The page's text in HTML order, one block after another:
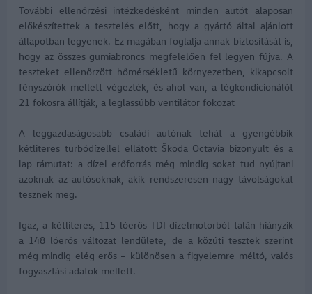
További ellenőrzési intézkedésként minden autót alaposan
előkészítettek a tesztelés előtt, hogy a gyártó által ajánlott
állapotban legyenek. Ez magában foglalja annak biztosítását is,
hogy az összes gumiabroncs megfelelően fel legyen fújva. A
teszteket ellenőrzött hőmérsékletű környezetben, kikapcsolt
fényszórók mellett végezték, és ahol van, a légkondicionálót
21 fokosra állítják, a leglassúbb ventilátor fokozat
A leggazdaságosabb családi autónak tehát a gyengébbik
kétliteres turbódízellel ellátott Škoda Octavia bizonyult és a
lap rámutat: a dízel erőforrás még mindig sokat tud nyújtani
azoknak az autósoknak, akik rendszeresen nagy távolságokat
tesznek meg.
Igaz, a kétliteres, 115 lóerős TDI dízelmotorból talán hiányzik
a 148 lóerős változat lendülete, de a közúti tesztek szerint
még mindig elég erős – különösen a figyelemre méltó, valós
fogyasztási adatok mellett.